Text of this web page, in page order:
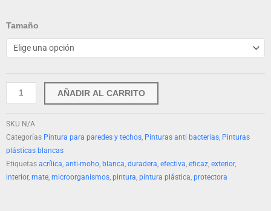
84.90 €
Tamaño
Totpint
Pintura
Plástica
Deluxe
Blanca
cantidad
AÑADIR AL CARRITO
SKU N/A
Categorías Pintura para paredes y techos, Pinturas anti bacterias, Pinturas
plásticas blancas
Etiquetas acrílica, anti-moho, blanca, duradera, efectiva, eficaz, exterior,
interior, mate, microorganismos, pintura, pintura plástica, protectora